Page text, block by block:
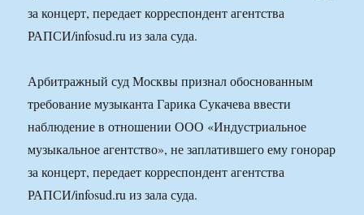
за концерт, передает корреспондент агентства
РАПСИ/infosud.ru из зала суда.
Арбитражный суд Москвы признал обоснованным
требование музыканта Гарика Сукачева ввести
наблюдение в отношении ООО «Индустриальное
музыкальное агентство», не заплатившего ему гонорар
за концерт, передает корреспондент агентства
РАПСИ/infosud.ru из зала суда.